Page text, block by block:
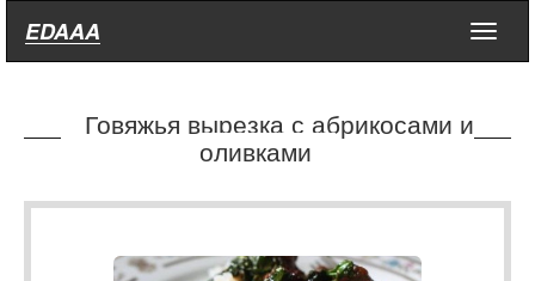
EDAAA Меню
Говяжья вырезка с абрикосами и
оливками